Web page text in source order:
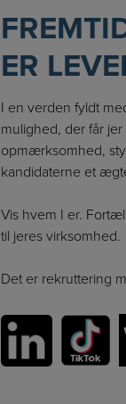
ER
I en verden fyldt
mulighed, der får
opmærksomhed,
kandidaterne et
Vis hvem I er.
til jeres virksomhed.
Det er rekruttering